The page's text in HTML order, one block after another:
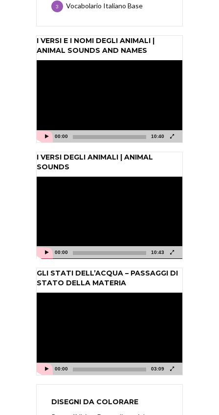
Vocabolario Italiano Base
3
I VERSI E I NOMI DEGLI ANIMALI |
ANIMAL SOUNDS AND NAMES
00:00 10:40
I VERSI DEGLI ANIMALI | ANIMAL
SOUNDS
00:00 10:43
GLI STATI DELL’ACQUA – PASSAGGI DI
STATO DELLA MATERIA
00:00 03:09
DISEGNI DA COLORARE